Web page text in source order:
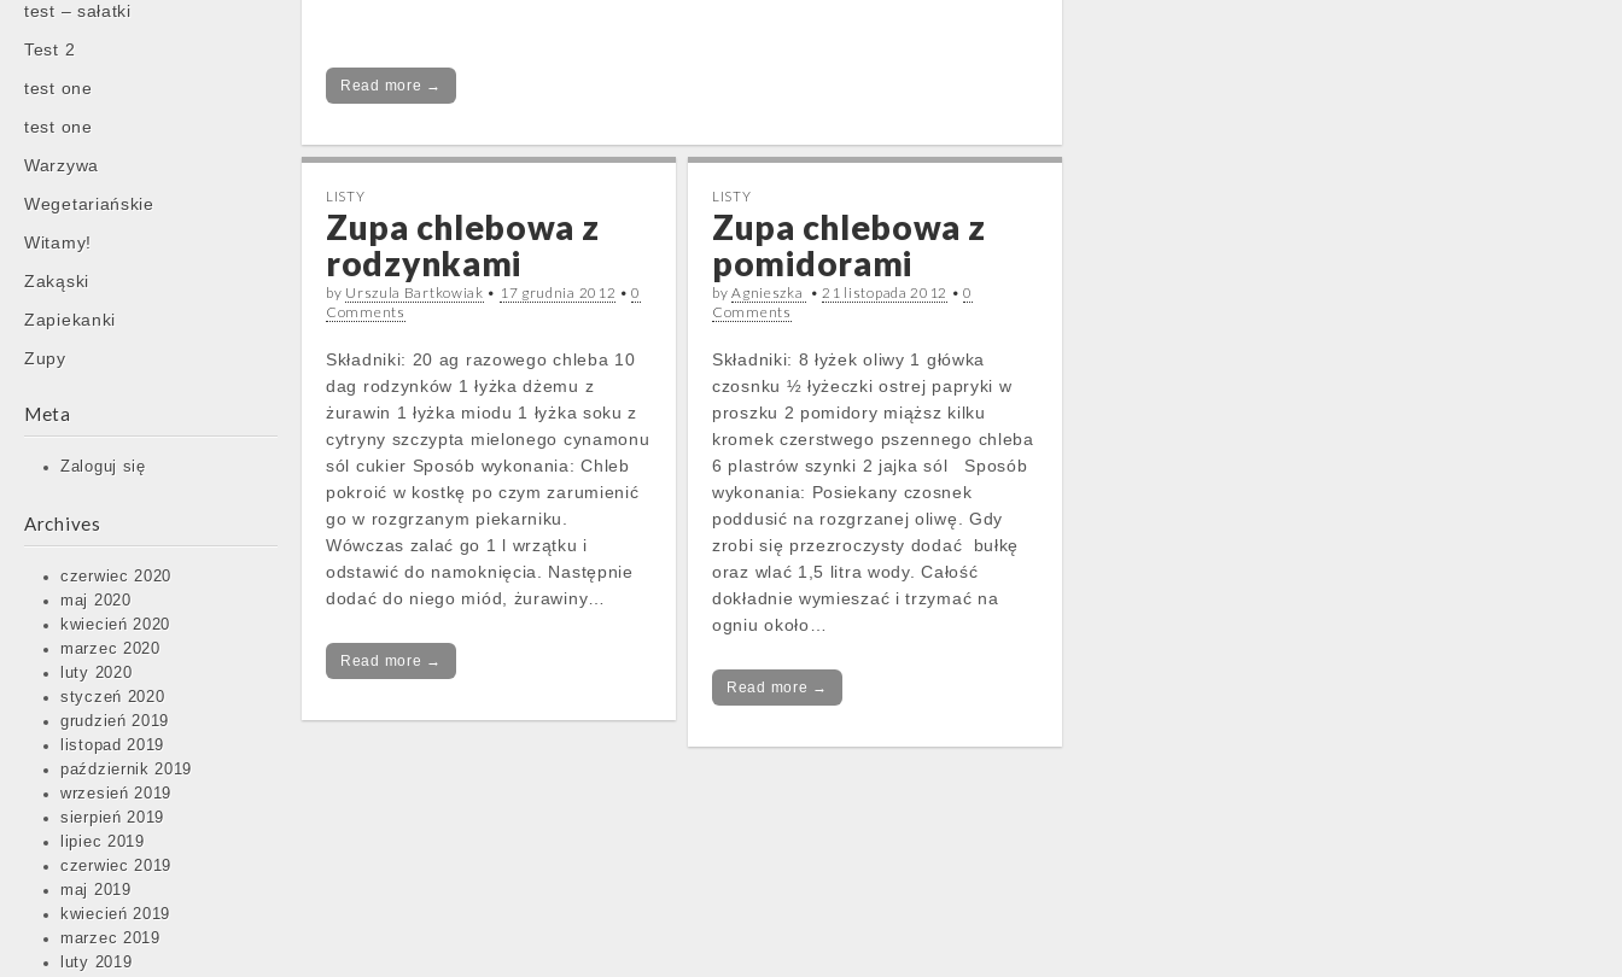
test – sałatki
Test 2
test one
test one
Warzywa
Wegetariańskie
Witamy!
Zakąski
Zapiekanki
Zupy
Meta
Zaloguj się
Archives
czerwiec 2020
maj 2020
kwiecień 2020
marzec 2020
luty 2020
styczeń 2020
grudzień 2019
listopad 2019
październik 2019
wrzesień 2019
sierpień 2019
lipiec 2019
czerwiec 2019
maj 2019
kwiecień 2019
marzec 2019
luty 2019
Read more →
LISTY
Zupa chlebowa z
rodzynkami
by Urszula Bartkowiak • 17 grudnia 2012 •0
Comments
Składniki: 20 ag razowego chleba 10
dag rodzynków 1 łyżka dżemu z
żurawin 1 łyżka miodu 1 łyżka soku z
cytryny szczypta mielonego cynamonu
sól cukier Sposób wykonania: Chleb
pokroić w kostkę po czym zarumienić
go w rozgrzanym piekarniku.
Wówczas zalać go 1 l wrzątku i
odstawić do namoknięcia. Następnie
dodać do niego miód, żurawiny…
Read more →
LISTY
Zupa chlebowa z
pomidorami
byAgnieszka •21 listopada 2012 •0
Comments
Składniki: 8 łyżek oliwy 1 główka
czosnku ½ łyżeczki ostrej papryki w
proszku 2 pomidory miąższ kilku
kromek czerstwego pszennego chleba
6 plastrów szynki 2 jajka sól Sposób
wykonania: Posiekany czosnek
poddusić na rozgrzanej oliwę. Gdy
zrobi się przezroczysty dodać bułkę
oraz wlać 1,5 litra wody. Całość
dokładnie wymieszać i trzymać na
ogniu około…
Read more →